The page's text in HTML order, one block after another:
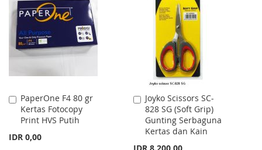
WISH
LIST
COMPARE
WISH COMPARE
PaperOne F4 80 gr
Kertas Fotocopy
Print HVS Putih
IDR 0,00
Add
to
Cart
Joyko Scissors SC-
828 SG (Soft Grip)
Gunting Serbaguna
Kertas dan Kain
Add
to
Cart